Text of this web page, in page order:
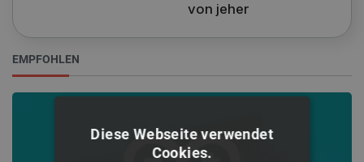
von jeher
EMPFOHLEN
Diese Webseite verwendet
Cookies.